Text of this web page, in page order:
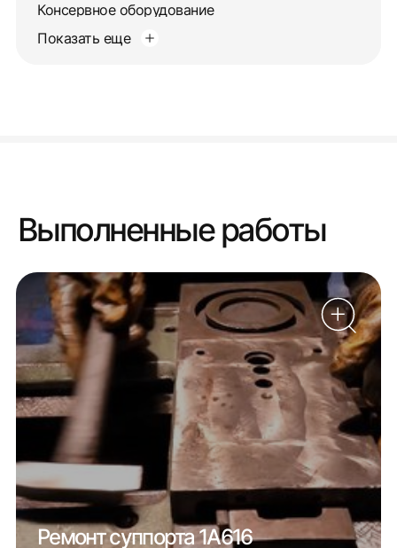
Консервное оборудование
Показать еще
Выполненные работы
Ремонт суппорта 1А616